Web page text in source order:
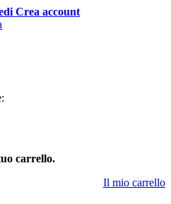
Crea account
carrello.
Il mio carrello